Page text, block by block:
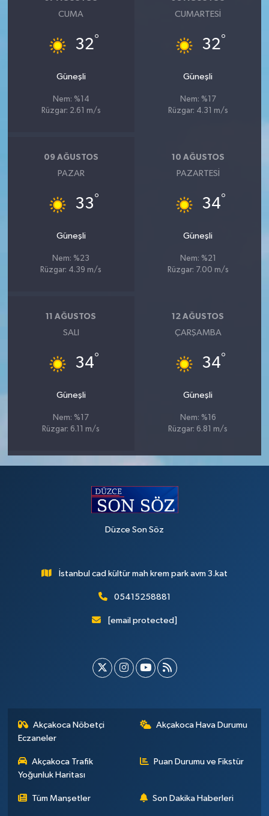
CUMA
32°
Güneşli
Nem: %14
Rüzgar: 2.61 m/s
CUMARTESI
32°
Güneşli
Nem: %17
Rüzgar: 4.31 m/s
09 AĞUSTOS
PAZAR
33°
Güneşli
Nem: %23
Rüzgar: 4.39 m/s
10 AĞUSTOS
PAZARTESI
34°
Güneşli
Nem: %21
Rüzgar: 7.00 m/s
11 AĞUSTOS
SALI
34°
Güneşli
Nem: %17
Rüzgar: 6.11 m/s
12 AĞUSTOS
ÇARŞAMBA
34°
Güneşli
Nem: %16
Rüzgar: 6.81 m/s
Düzce Son Söz
İstanbul cad kültür mah krem park avm 3.kat
05415258881
[email protected]
Akçakoca Nöbetçi
Eczaneler
Akçakoca Hava Durumu
Akçakoca Trafik
Yoğunluk Haritası
Puan Durumu ve Fikstür
Tüm Manşetler Son Dakika Haberleri